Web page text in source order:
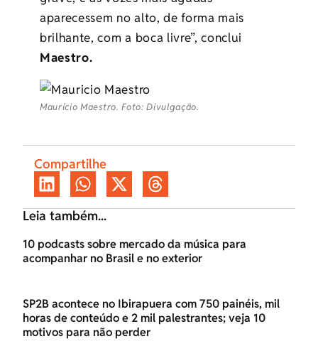
aparecessem no alto, de forma mais
brilhante, com a boca livre”, conclui
Maestro.
Maurício Maestro. Foto: Divulgação.
Compartilhe
Leia também...
10 podcasts sobre mercado da música para
acompanhar no Brasil e no exterior
SP2B acontece no Ibirapuera com 750 painéis, mil
horas de conteúdo e 2 mil palestrantes; veja 10
motivos para não perder